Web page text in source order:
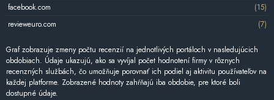
facebook.com
(15)
revieweuro.com
(7)
Graf zobrazuje zmeny počtu recenzií na jednotlivých portáloch v nasledujúcich
obdobiach. Údaje ukazujú, ako sa vyvíjal počet hodnotení firmy v rôznych
recenzných službách, čo umožňuje porovnať ich podiel aj aktivitu používateľov na
každej platforme. Zobrazené hodnoty zahŕňajú iba obdobie, pre ktoré boli
dostupné údaje.